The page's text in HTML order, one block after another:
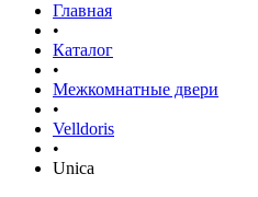
Главная
•
Каталог
•
Межкомнатные двери
•
Velldoris
•
Unica